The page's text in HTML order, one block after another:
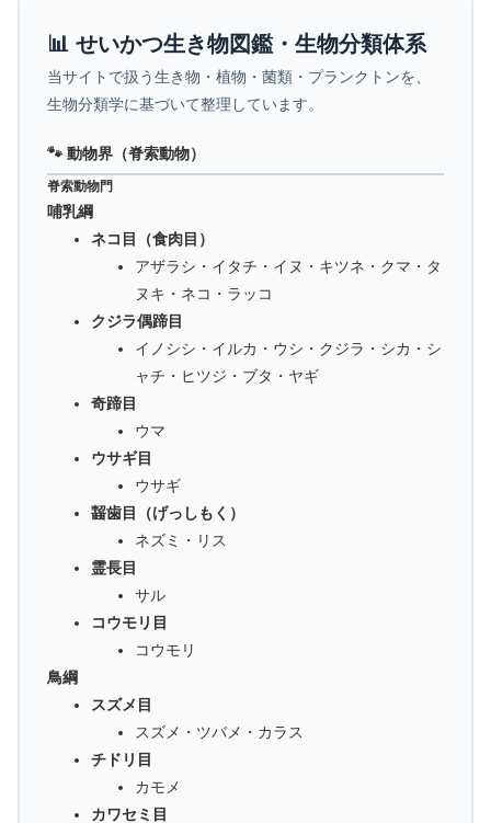
📊 せいかつ生き物図鑑・生物分類体系
当サイトで扱う生き物・植物・菌類・プランクトンを、
生物分類学に基づいて整理しています。
🐾 動物界（脊索動物）
脊索動物門
哺乳綱
ネコ目（食肉目）
アザラシ・イタチ・イヌ・キツネ・クマ・タ
ヌキ・ネコ・ラッコ
クジラ偶蹄目
イノシシ・イルカ・ウシ・クジラ・シカ・シ
ャチ・ヒツジ・ブタ・ヤギ
奇蹄目
ウマ
ウサギ目
ウサギ
齧歯目（げっしもく）
ネズミ・リス
霊長目
サル
コウモリ目
コウモリ
鳥綱
スズメ目
スズメ・ツバメ・カラス
チドリ目
カモメ
カワセミ目